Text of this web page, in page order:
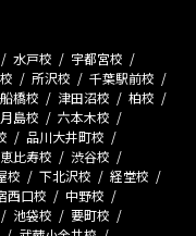
水戸校
宇都宮校
所沢校
千葉駅前校
橋校 津田沼校
柏校
月島校
六本木校
品川大井町校
恵比寿校
渋谷校
校 下北沢校
経堂校
西口校
中野校
池袋校
要町校